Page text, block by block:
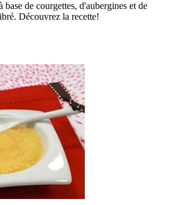
de courgettes, d'aubergines et de
Découvrez la recette!